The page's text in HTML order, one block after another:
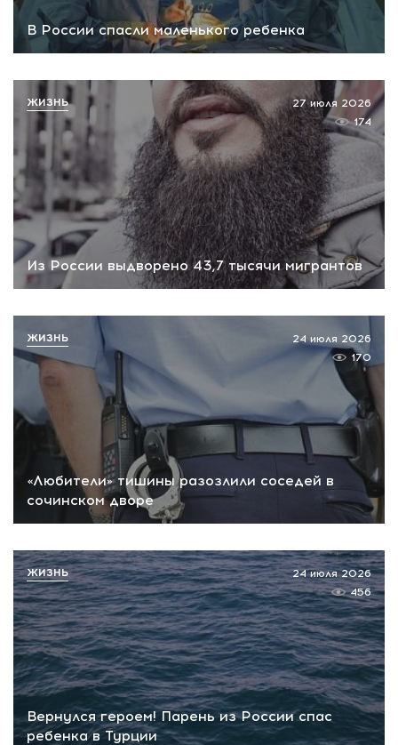
В России спасли маленького ребенка
Из России выдворено 43,7 тысячи мигрантов
27 июля 2026
174
ЖИЗНЬ
«Любители» тишины разозлили соседей в
сочинском дворе
24 июля 2026
170
ЖИЗНЬ
Вернулся героем! Парень из России спас
ребенка в Турции
24 июля 2026
456
ЖИЗНЬ